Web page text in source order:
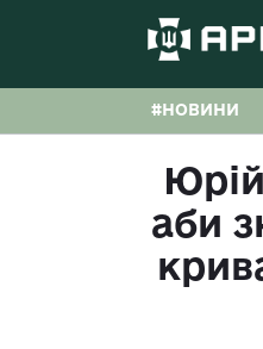
#НОВИНИ
аби